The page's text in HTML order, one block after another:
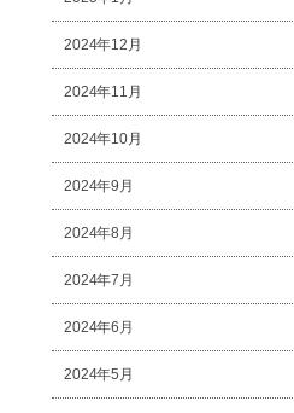
2024年12月
2024年11月
2024年10月
2024年9月
2024年8月
2024年7月
2024年6月
2024年5月